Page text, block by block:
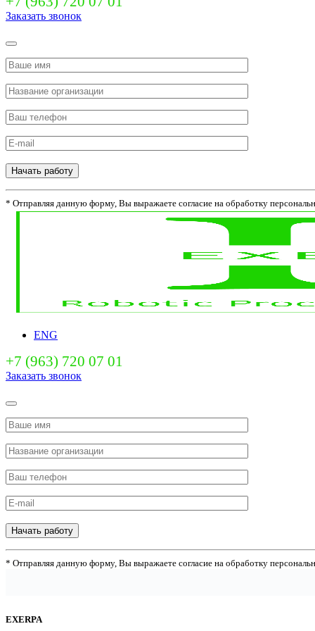
Заказать звонок
Начать работу
* Отправляя данную форму, Вы выражаете согласие на обработку
ENG
+7 (963) 720 07 01
Заказать звонок
Начать работу
* Отправляя данную форму, Вы выражаете согласие на обработку
EXERPA